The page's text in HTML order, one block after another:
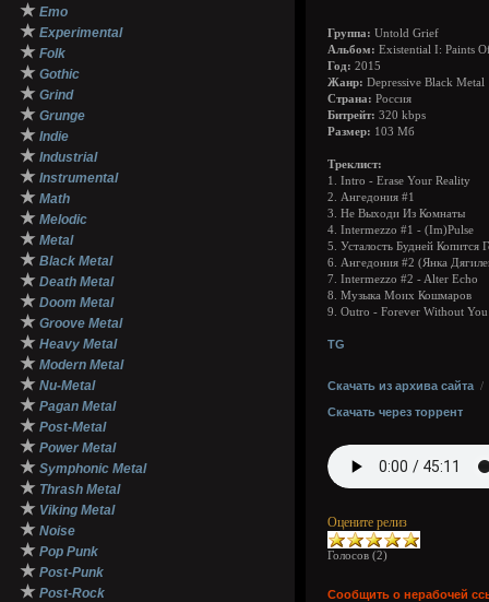
★ Emo
★ Experimental
★ Folk
★ Gothic
★ Grind
★ Grunge
★ Indie
★ Industrial
★ Instrumental
★ Math
★ Melodic
★ Metal
★ Black Metal
★ Death Metal
★ Doom Metal
★ Groove Metal
★ Heavy Metal
★ Modern Metal
★ Nu-Metal
★ Pagan Metal
★ Post-Metal
★ Power Metal
★ Symphonic Metal
★ Thrash Metal
★ Viking Metal
★ Noise
★ Pop Punk
★ Post-Punk
★ Post-Rock
Группа: Untold Grief
Альбом: Existential I: Paints
Год: 2015
Жанр: Depressive Black Metal
Страна: Россия
Битрейт: 320 kbps
Размер: 103 Мб
Треклист:
1. Intro - Erase Your Reality
2. Ангедония #1
3. Не Выходи Из Комнаты
4. Intermezzo #1 - (Im)Pulse
5. Усталость Будней Копится
6. Ангедония #2 (Янка
7. Intermezzo #2 - Alter Echo
8. Музыка Моих Кошмаров
9. Outro - Forever Without You
TG
Скачать из архива сайта /
Скачать через торрент
Оцените релиз
Голосов (2)
Сообщить о нерабочей